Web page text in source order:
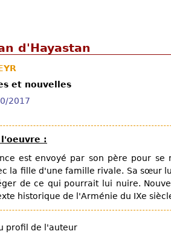
d'Hayastan
et nouvelles
2017
l'oeuvre :
est envoyé par son père pour
la fille d'une famille rivale. Sa sœur
de ce qui pourrait lui nuire.
historique de l'Arménie du IXe
profil de l'auteur